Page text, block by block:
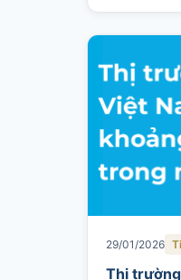
29/01/2026
Thị